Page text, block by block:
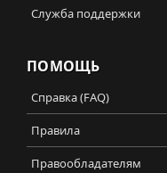
Служба поддержки
ПОМОЩЬ
Справка (FAQ)
Правила
Правообладателям